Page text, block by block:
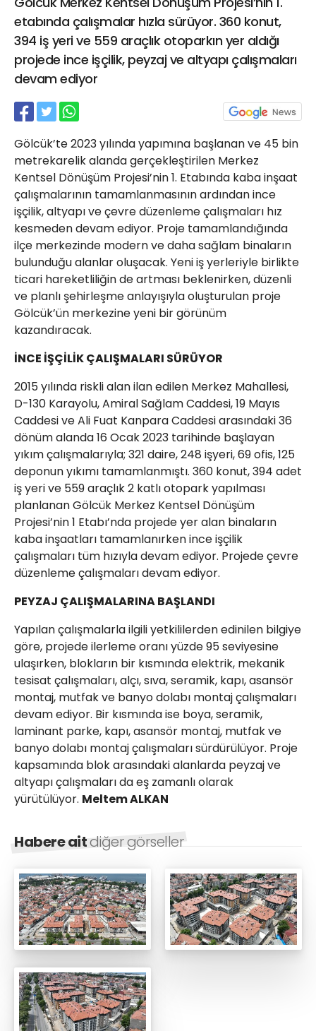
etabında çalışmalar hızla sürüyor. 360 konut,
394 iş yeri ve 559 araçlık otoparkın yer aldığı
projede ince işçilik, peyzaj ve altyapı çalışmaları
devam ediyor
Gölcük’te 2023 yılında yapımına başlanan ve 45 bin
metrekarelik alanda gerçekleştirilen Merkez
Kentsel Dönüşüm Projesi’nin 1. Etabında kaba inşaat
çalışmalarının tamamlanmasının ardından ince
işçilik, altyapı ve çevre düzenleme çalışmaları hız
kesmeden devam ediyor. Proje tamamlandığında
ilçe merkezinde modern ve daha sağlam binaların
bulunduğu alanlar oluşacak. Yeni iş yerleriyle birlikte
ticari hareketliliğin de artması beklenirken, düzenli
ve planlı şehirleşme anlayışıyla oluşturulan proje
Gölcük’ün merkezine yeni bir görünüm
kazandıracak.
İNCE İŞÇİLİK ÇALIŞMALARI SÜRÜYOR
2015 yılında riskli alan ilan edilen Merkez Mahallesi,
D-130 Karayolu, Amiral Sağlam Caddesi, 19 Mayıs
Caddesi ve Ali Fuat Kanpara Caddesi arasındaki 36
dönüm alanda 16 Ocak 2023 tarihinde başlayan
yıkım çalışmalarıyla; 321 daire, 248 işyeri, 69 ofis, 125
deponun yıkımı tamamlanmıştı. 360 konut, 394 adet
iş yeri ve 559 araçlık 2 katlı otopark yapılması
planlanan Gölcük Merkez Kentsel Dönüşüm
Projesi’nin 1 Etabı’nda projede yer alan binaların
kaba inşaatları tamamlanırken ince işçilik
çalışmaları tüm hızıyla devam ediyor. Projede çevre
düzenleme çalışmaları devam ediyor.
PEYZAJ ÇALIŞMALARINA BAŞLANDI
Yapılan çalışmalarla ilgili yetkililerden edinilen bilgiye
göre, projede ilerleme oranı yüzde 95 seviyesine
ulaşırken, blokların bir kısmında elektrik, mekanik
tesisat çalışmaları, alçı, sıva, seramik, kapı, asansör
montaj, mutfak ve banyo dolabı montaj çalışmaları
devam ediyor. Bir kısmında ise boya, seramik,
laminant parke, kapı, asansör montaj, mutfak ve
banyo dolabı montaj çalışmaları sürdürülüyor. Proje
kapsamında blok arasındaki alanlarda peyzaj ve
altyapı çalışmaları da eş zamanlı olarak
yürütülüyor. Meltem ALKAN
Habere aitdiğer görseller
21 Gölcük
02624132333
haber@golcukpostasi.com